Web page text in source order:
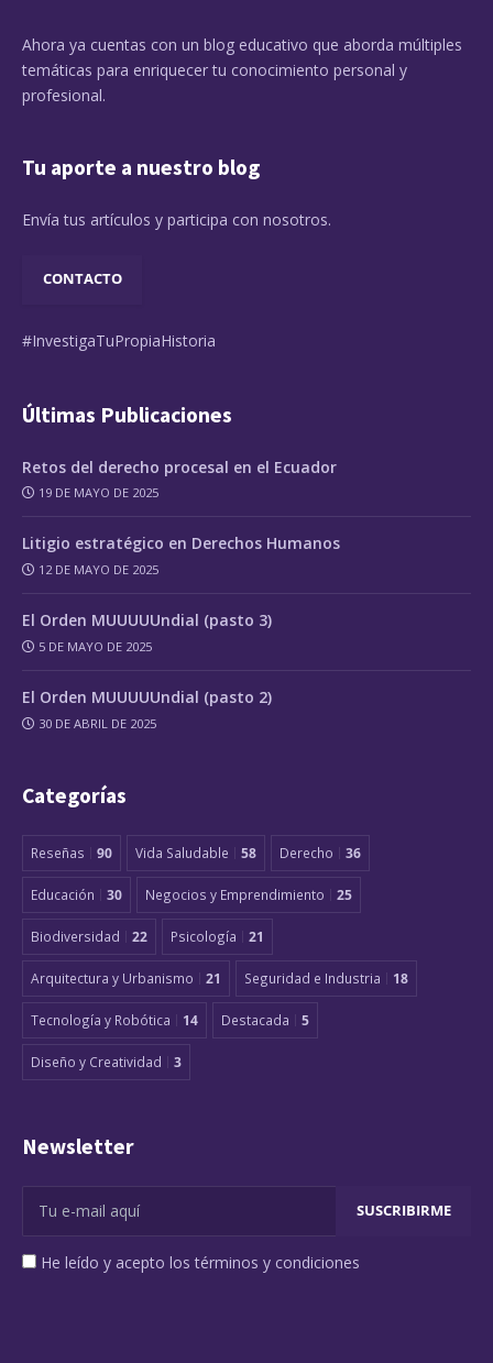
Ahora ya cuentas con un blog educativo que aborda múltiples
temáticas para enriquecer tu conocimiento personal y
profesional.
Tu aporte a nuestro blog
Envía tus artículos y participa con nosotros.
CONTACTO
#InvestigaTuPropiaHistoria
Últimas Publicaciones
Retos del derecho procesal en el Ecuador
19 DE MAYO DE 2025
Litigio estratégico en Derechos Humanos
12 DE MAYO DE 2025
El Orden MUUUUUndial (pasto 3)
5 DE MAYO DE 2025
El Orden MUUUUUndial (pasto 2)
30 DE ABRIL DE 2025
Categorías
Reseñas 90 Vida Saludable 58 Derecho 36
Educación 30 Negocios y Emprendimiento 25
Biodiversidad 22 Psicología 21
Arquitectura y Urbanismo 21 Seguridad e Industria 18
Tecnología y Robótica 14 Destacada 5
Diseño y Creatividad 3
Newsletter
He leído y acepto los términos y condiciones